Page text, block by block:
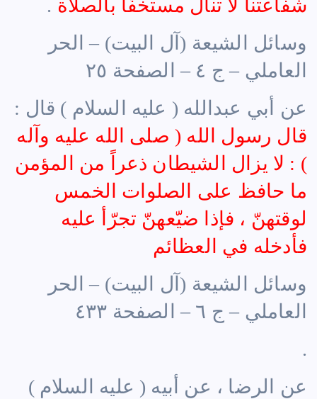
شفاعتنا لا تنال مستخفّاً بالصلاة .
وسائل الشيعة (آل البيت) – الحر
العاملي – ج ٤ – الصفحة ٢٥
عن أبي عبدالله ( عليه السلام ) قال :
قال رسول الله ( صلى الله عليه وآله
) : لا يزال الشيطان ذعراً من المؤمن
ما حافظ على الصلوات الخمس
لوقتهنّ ، فإذا ضيّعهنّ تجرّأ عليه
فأدخله في العظائم
وسائل الشيعة (آل البيت) – الحر
العاملي – ج ٦ – الصفحة ٤٣٣
.
عن الرضا ، عن أبيه ( عليه السلام )